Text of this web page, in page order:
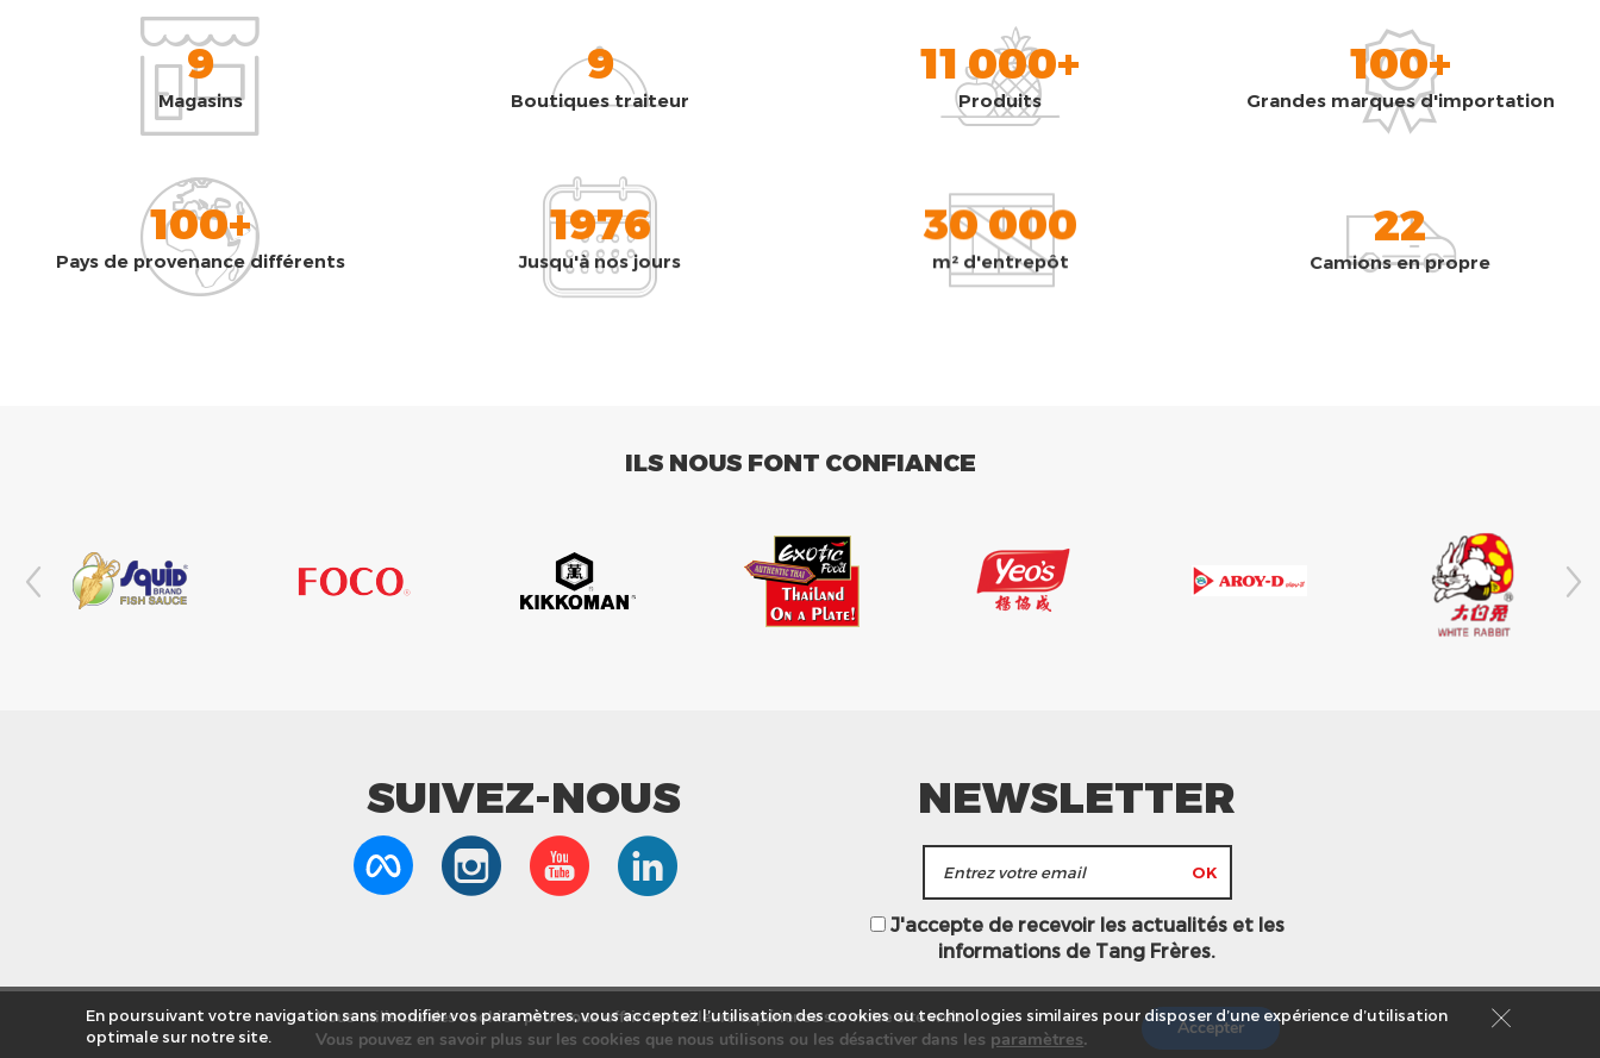
9
Magasins
9
Boutiques traiteur
11 000+
Produits
100+
Grandes marques d'importation
100+
Pays de provenance différents
1976
Jusqu'à nos jours
30 000
m² d'entrepôt
22
Camions en propre
ILS NOUS FONT CONFIANCE
SUIVEZ-NOUS NEWSLETTER
J'accepte de recevoir les actualités et les
informations de Tang Frères.
Nos Magasins Service commercial Recrutement Plan du site Mentions légales
En poursuivant votre navigation sans modifier vos paramètres, vous acceptez l’utilisation des cookies ou technologies similaires pour disposer d’une expérience d’utilisation
optimale sur notre site.
Nous utilisons des cookies pour vous offrir la meilleure expérience sur notre site web.
Vous pouvez en savoir plus sur les cookies que nous utilisons ou les désactiver dans les paramètres. Accepter